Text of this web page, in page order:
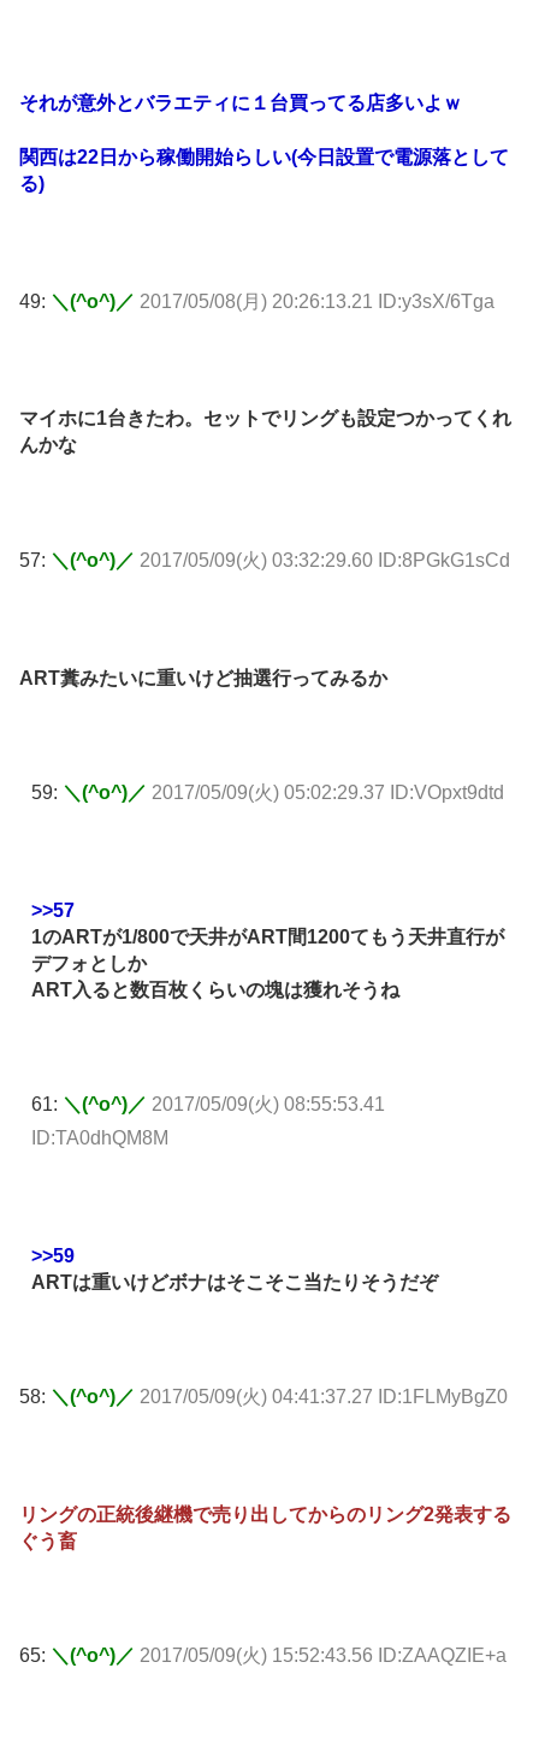
それが意外とバラエティに１台買ってる店多いよｗ
関西は22日から稼働開始らしい(今日設置で電源落として
る)
49: ＼(^o^)／ 2017/05/08(月) 20:26:13.21 ID:y3sX/6Tga
マイホに1台きたわ。セットでリングも設定つかってくれ
んかな
57: ＼(^o^)／ 2017/05/09(火) 03:32:29.60 ID:8PGkG1sCd
ART糞みたいに重いけど抽選行ってみるか
59: ＼(^o^)／ 2017/05/09(火) 05:02:29.37 ID:VOpxt9dtd
>>57
1のARTが1/800で天井がART間1200てもう天井直行が
デフォとしか
ART入ると数百枚くらいの塊は獲れそうね
61: ＼(^o^)／ 2017/05/09(火) 08:55:53.41
ID:TA0dhQM8M
>>59
ARTは重いけどボナはそこそこ当たりそうだぞ
58: ＼(^o^)／ 2017/05/09(火) 04:41:37.27 ID:1FLMyBgZ0
リングの正統後継機で売り出してからのリング2発表する
ぐう畜
65: ＼(^o^)／ 2017/05/09(火) 15:52:43.56 ID:ZAAQZIE+a